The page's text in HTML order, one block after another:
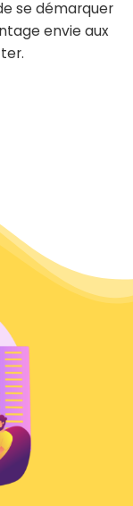
se démarquer
envie aux